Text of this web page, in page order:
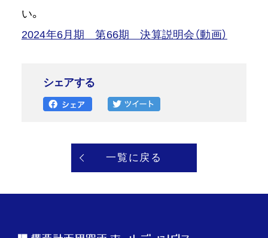
い。
2024年6月期 第66期 決算説明会（動画）
シェアする
一覧に戻る